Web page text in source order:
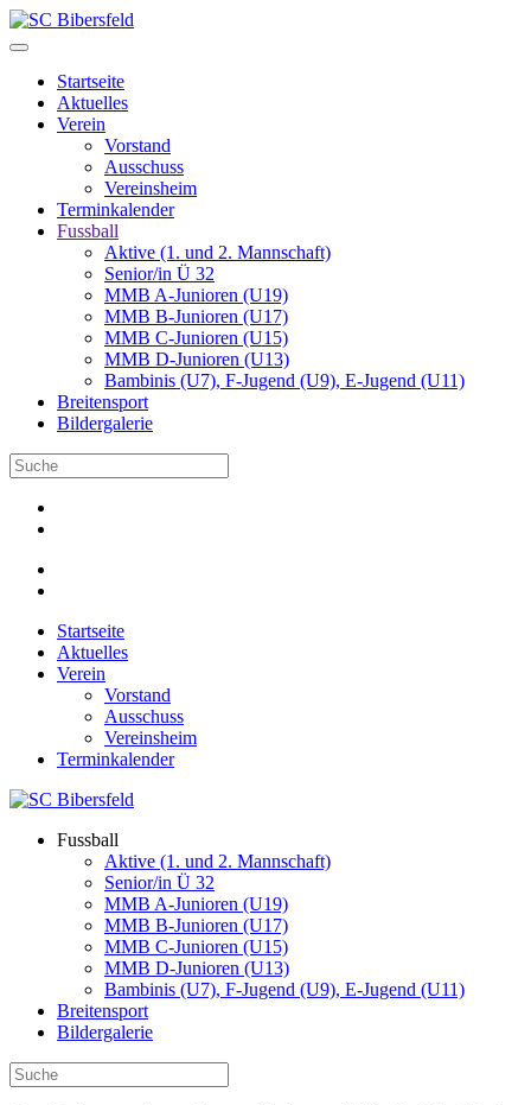
Startseite
Aktuelles
Verein
Vorstand
Ausschuss
Vereinsheim
Terminkalender
Fussball
Aktive (1. und 2. Mannschaft)
Senior/in Ü 32
MMB A-Junioren (U19)
MMB B-Junioren (U17)
MMB C-Junioren (U15)
MMB D-Junioren (U13)
Bambinis (U7), F-Jugend (U9), E-Jugend (U11)
Breitensport
Bildergalerie
Startseite
Aktuelles
Verein
Vorstand
Ausschuss
Vereinsheim
Terminkalender
Fussball
Aktive (1. und 2. Mannschaft)
Senior/in Ü 32
MMB A-Junioren (U19)
MMB B-Junioren (U17)
MMB C-Junioren (U15)
MMB D-Junioren (U13)
Bambinis (U7), F-Jugend (U9), E-Jugend (U11)
Breitensport
Bildergalerie